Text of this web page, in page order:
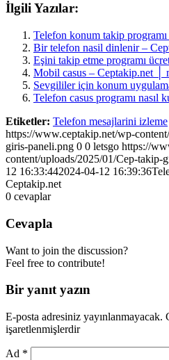
İlgili Yazılar:
Telefon konum takip
Bir telefon nasil dinlenir –
Eşini takip etme programı
Mobil casus – Ceptakip.net │
Sevgililer için konum
Telefon casus programı nasıl
Etiketler: Telefon mesajlarini izleme
https://www.ceptakip.net/wp-
giris-paneli.png 0 0 letsgo https://
content/uploads/2025/01/Cep-takip-
12 16:33:442024-04-12 16:39:36
Ceptakip.net
0 cevaplar
Cevapla
Want to join the discussion?
Feel free to contribute!
Bir yanıt yazın
E-posta adresiniz yayınlanmayacak.
işaretlenmişlerdir
Ad *